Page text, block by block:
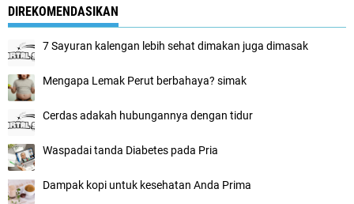
DIREKOMENDASIKAN
7 Sayuran kalengan lebih sehat dimakan juga dimasak
Mengapa Lemak Perut berbahaya? simak
Cerdas adakah hubungannya dengan tidur
Waspadai tanda Diabetes pada Pria
Dampak kopi untuk kesehatan Anda Prima